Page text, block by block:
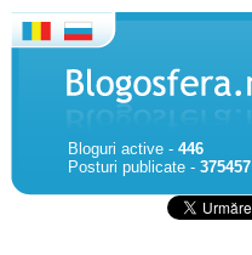
Bloguri active - 446
Posturi publicate - 375457